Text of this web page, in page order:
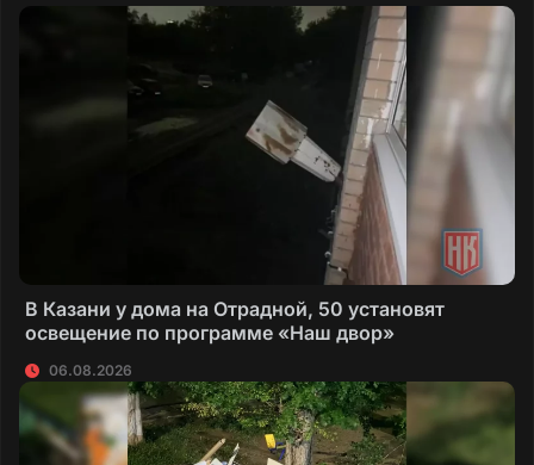
благоустройства муниципального
образования «город Екатеринбург».
В Казани у дома на Отрадной, 50 установят
освещение по программе «Наш двор»
06.08.2026